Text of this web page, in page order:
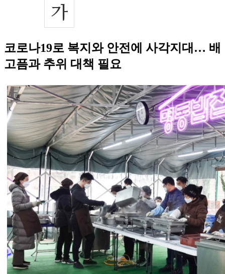
코로나19로 복지와 안전에 사각지대… 배
고픔과 추위 대책 필요